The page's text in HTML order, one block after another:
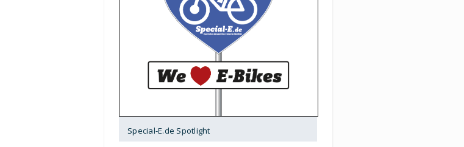
Special-E.de Spotlight